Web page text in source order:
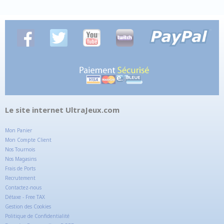
Le site internet UltraJeux.com
Mon Panier
Mon Compte Client
Nos Tournois
Nos Magasins
Frais de Ports
Recrutement
Contactez-nous
Détaxe - Free TAX
Gestion des Cookies
Politique de Confidentialité